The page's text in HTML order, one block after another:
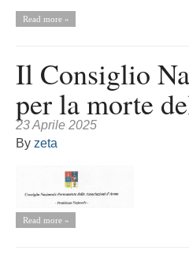
Read more »
Il Consiglio
per la morte
23 Aprile 2025
By zeta
Read more »